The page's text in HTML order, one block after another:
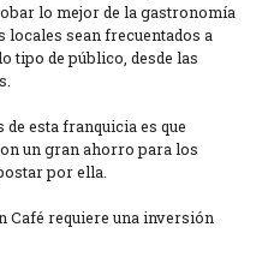
lo mejor de la gastronomía
locales sean frecuentados a
tipo de público, desde las
esta franquicia es que
un gran ahorro para los
por ella.
Café requiere una inversión